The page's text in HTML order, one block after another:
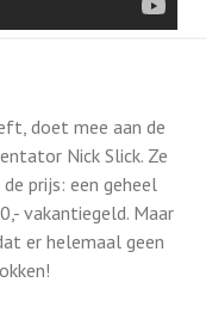
doet mee aan de
Nick Slick. Ze
prijs: een geheel
vakantiegeld. Maar
er helemaal geen